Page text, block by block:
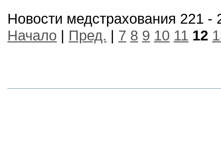
Новости медстрахования 221 -
Начало | Пред. | 7 8 9 10 11 12